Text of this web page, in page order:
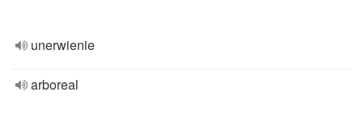
unerwienie
arboreal